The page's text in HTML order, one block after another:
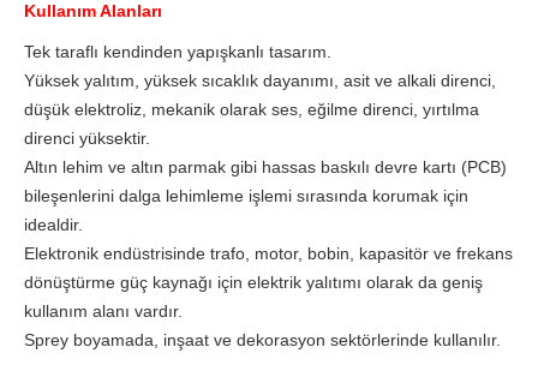
Kullanım Alanları
Tek taraflı kendinden yapışkanlı tasarım.
Yüksek yalıtım, yüksek sıcaklık dayanımı, asit ve alkali direnci,
düşük elektroliz, mekanik olarak ses, eğilme direnci, yırtılma
direnci yüksektir.
Altın lehim ve altın parmak gibi hassas baskılı devre kartı (PCB)
bileşenlerini dalga lehimleme işlemi sırasında korumak için
idealdir.
Elektronik endüstrisinde trafo, motor, bobin, kapasitör ve frekans
dönüştürme güç kaynağı için elektrik yalıtımı olarak da geniş
kullanım alanı vardır.
Sprey boyamada, inşaat ve dekorasyon sektörlerinde kullanılır.